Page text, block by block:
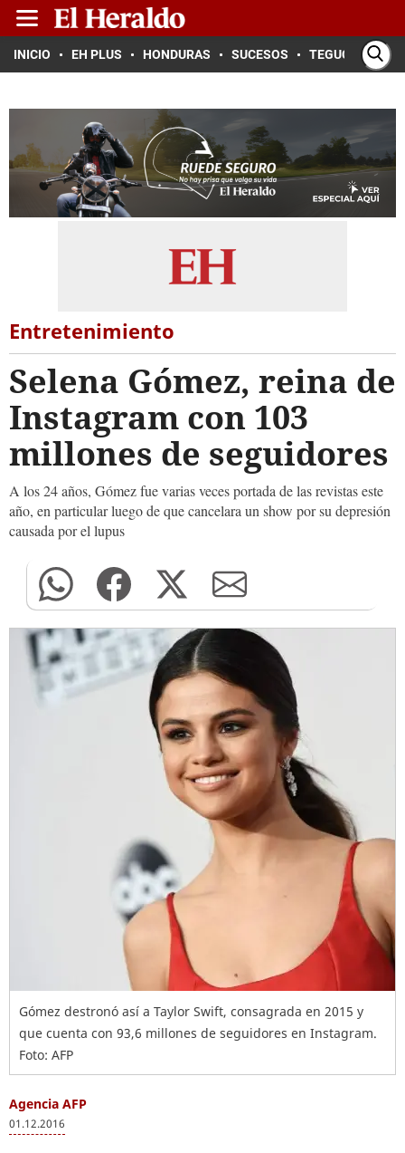
INICIO EH PLUS HONDURAS SUCESOS TEGUCIGALPA
Entretenimiento
Selena Gómez, reina de
Instagram con 103
millones de seguidores
A los 24 años, Gómez fue varias veces portada de las revistas este
año, en particular luego de que cancelara un show por su depresión
causada por el lupus
Gómez destronó así a Taylor Swift, consagrada en 2015 y
que cuenta con 93,6 millones de seguidores en Instagram.
Foto: AFP
Agencia AFP
01.12.2016